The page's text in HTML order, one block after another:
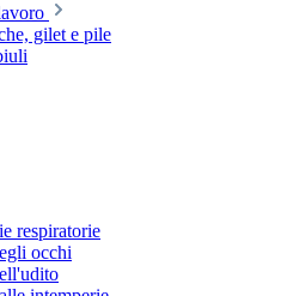
gilet e pile
respiratorie
occhi